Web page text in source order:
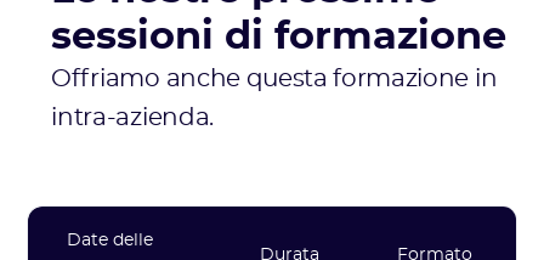
sessioni di formazione
Offriamo anche questa formazione in
intra-azienda.
Date delle
Durata
Formato